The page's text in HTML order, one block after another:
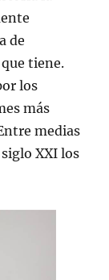
de
tiene.
los
más
medias
XXI los